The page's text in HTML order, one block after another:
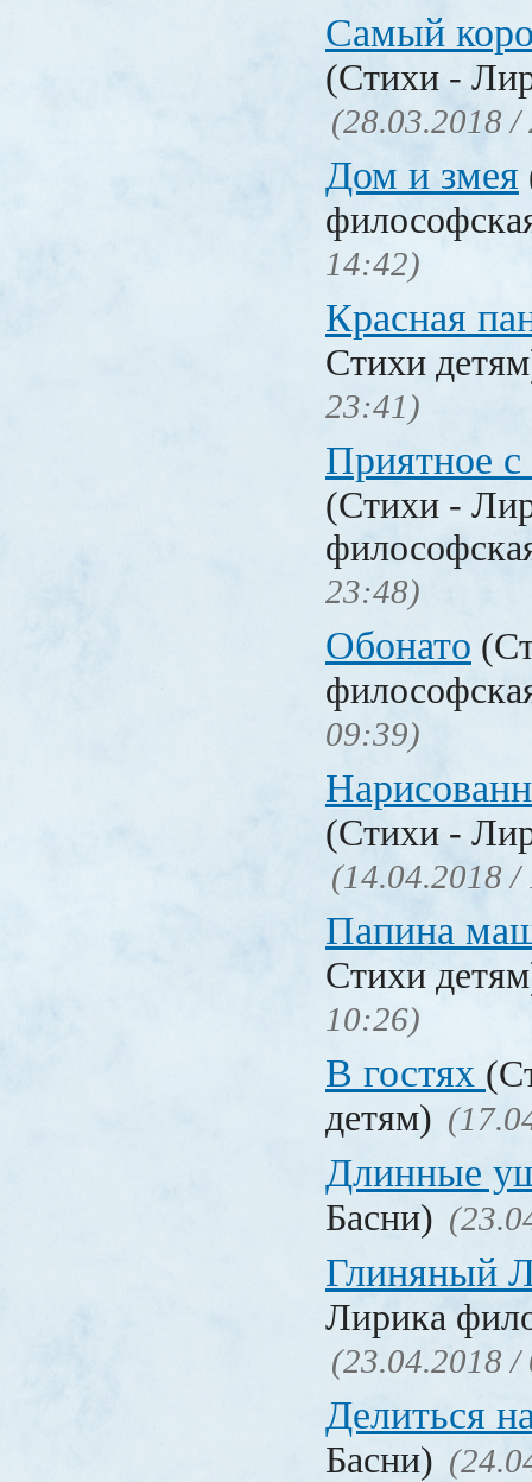
Самый
(Стихи -
(28.03.2018 /
Дом и змея
14:42)
Красная
Стихи
23:41)
Приятное
(Стихи -
23:48)
Обонато
09:39)
(Стихи -
(14.04.2018 /
Папина
Стихи
10:26)
В гостях
детям)
Длинные
Басни)
Глиняный
Лирика
(23.04.2018 /
Делиться
Басни)